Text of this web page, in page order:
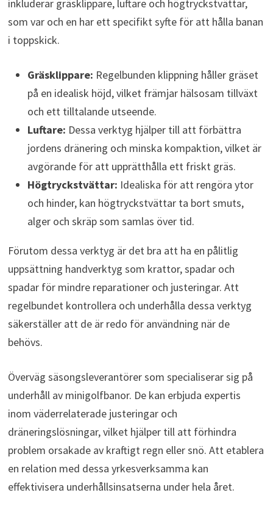
inkluderar gräsklippare, luftare och högtryckstvättar,
som var och en har ett specifikt syfte för att hålla banan
i toppskick.
Gräsklippare: Regelbunden klippning håller gräset
på en idealisk höjd, vilket främjar hälsosam tillväxt
och ett tilltalande utseende.
Luftare: Dessa verktyg hjälper till att förbättra
jordens dränering och minska kompaktion, vilket är
avgörande för att upprätthålla ett friskt gräs.
Högtryckstvättar: Idealiska för att rengöra ytor
och hinder, kan högtryckstvättar ta bort smuts,
alger och skräp som samlas över tid.
Förutom dessa verktyg är det bra att ha en pålitlig
uppsättning handverktyg som krattor, spadar och
spadar för mindre reparationer och justeringar. Att
regelbundet kontrollera och underhålla dessa verktyg
säkerställer att de är redo för användning när de
behövs.
Överväg säsongsleverantörer som specialiserar sig på
underhåll av minigolfbanor. De kan erbjuda expertis
inom väderrelaterade justeringar och
dräneringslösningar, vilket hjälper till att förhindra
problem orsakade av kraftigt regn eller snö. Att etablera
en relation med dessa yrkesverksamma kan
effektivisera underhållsinsatserna under hela året.